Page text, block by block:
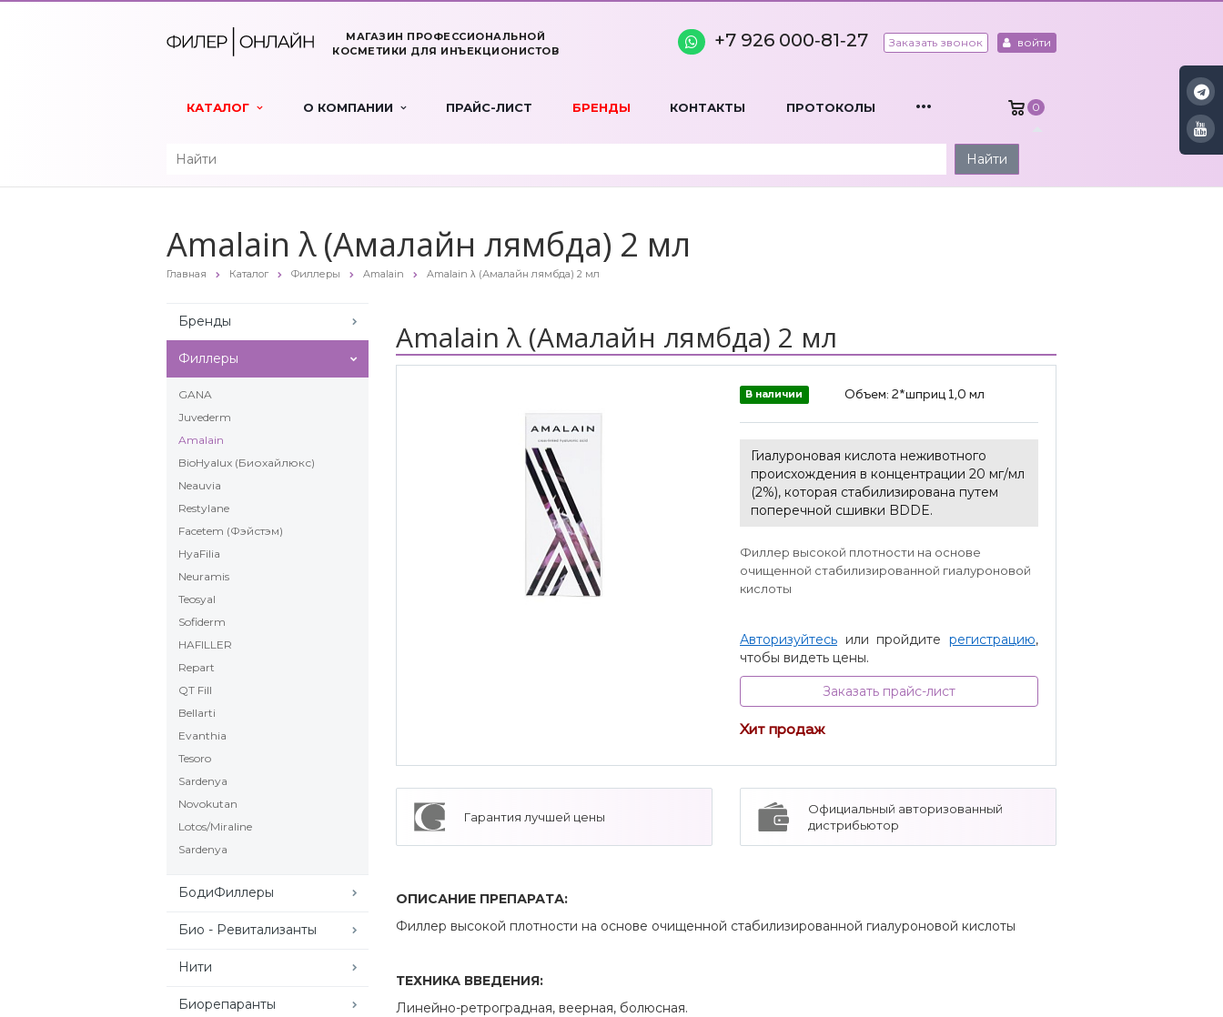
МАГАЗИН ПРОФЕССИОНАЛЬНОЙ
КОСМЕТИКИ ДЛЯ ИНЪЕКЦИОНИСТОВ
войти
Заказать звонок
+7 926 000‑81‑27
КАТАЛОГ О КОМПАНИИ ПРАЙС-ЛИСТ БРЕНДЫ КОНТАКТЫ ПРОТОКОЛЫ ... 0
Найти
Amalain λ (Амалайн лямбда) 2 мл
Главная Каталог Филлеры Amalain Amalain λ (Амалайн лямбда) 2 мл
Бренды
Филлеры
GANA
Juvederm
Amalain
BioHyalux (Биохайлюкс)
Neauvia
Restylane
Facetem (Фэйстэм)
HyaFilia
Neuramis
Teosyal
Sofiderm
HAFILLER
Repart
QT Fill
Bellarti
Evanthia
Tesoro
Sardenya
Novokutan
Lotos/Miraline
Sardenya
БодиФиллеры
Био - Ревитализанты
Нити
Биорепаранты
Amalain λ (Амалайн лямбда) 2 мл
В наличии Объем: 2*шприц 1,0 мл
Гиалуроновая кислота неживотного
происхождения в концентрации 20 мг/мл
(2%), которая стабилизирована путем
поперечной сшивки BDDE.
Филлер высокой плотности на основе
очищенной стабилизированной гиалуроновой
кислоты
Авторизуйтесь или пройдите регистрацию,
чтобы видеть цены.
Заказать прайс-лист
Хит продаж
Гарантия лучшей цены
Официальный авторизованный
дистрибьютор
ОПИСАНИЕ ПРЕПАРАТА:
Филлер высокой плотности на основе очищенной стабилизированной гиалуроновой кислоты
ТЕХНИКА ВВЕДЕНИЯ:
Линейно-ретроградная, веерная, болюсная.